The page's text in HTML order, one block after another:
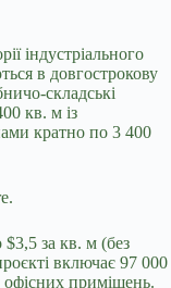
індустріального
в довгострокову
складські
кв. м із
кратно по 3 400
$3,5 за кв. м (без
включає 97 000
приміщень.